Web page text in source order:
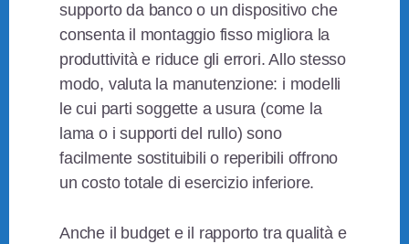
supporto da banco o un dispositivo che
consenta il montaggio fisso migliora la
produttività e riduce gli errori. Allo stesso
modo, valuta la manutenzione: i modelli
le cui parti soggette a usura (come la
lama o i supporti del rullo) sono
facilmente sostituibili o reperibili offrono
un costo totale di esercizio inferiore.
Anche il budget e il rapporto tra qualità e